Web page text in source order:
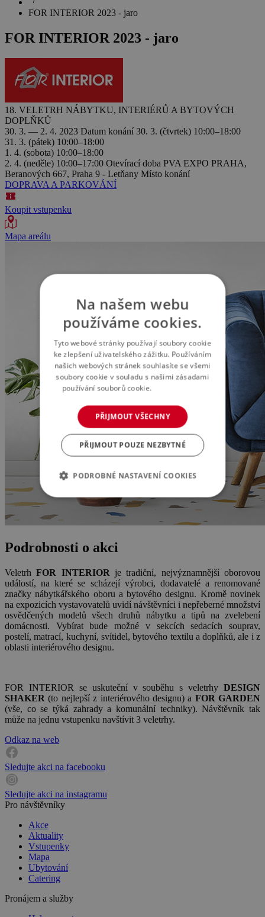
FOR INTERIOR 2023 - jaro
FOR INTERIOR 2023 - jaro
18. VELETRH NÁBYTKU, INTERIÉRŮ A BYTOVÝCH
DOPLŇKŮ
30. 3. — 2. 4. 2023 Datum konání 30. 3. (čtvrtek) 10:00–18:00
31. 3. (pátek) 10:00–18:00
1. 4. (sobota) 10:00–18:00
2. 4. (neděle) 10:00–17:00 Otevírací doba PVA EXPO PRAHA,
Beranových 667, Praha 9 - Letňany Místo konání
DOPRAVA A PARKOVÁNÍ
Koupit vstupenku
Mapa areálu
Podrobnosti o akci
VeletrhFOR INTERIOR je tradiční, nejvýznamnější oborovou
událostí, na které se scházejí výrobci, dodavatelé a renomované
značky nábytkářského oboru a bytového designu. Kromě novinek
na expozicích vystavovatelů uvidí návštěvníci i nepřeberné množství
osvědčených modelů všech druhů nábytku a tipů na zvelebení
domácnosti. Vybírat bude možné v sekcích sedacích souprav,
postelí, matrací, kuchyní, svítidel, bytového textilu a doplňků, ale i z
oblasti interiérového designu.
FOR INTERIOR se uskuteční v souběhu s veletrhy DESIGN
SHAKER (to nejlepší z interiérového designu) a FOR GARDEN
(vše, co se týká zahrady a komunální techniky). Návštěvník tak
může na jednu vstupenku navštívit 3 veletrhy.
Odkaz na web
Sledujte akci na facebooku
Sledujte akci na instagramu
Pro návštěvníky
Akce
Aktuality
Vstupenky
Mapa
Ubytování
Catering
Pronájem a služby
Na našem webu
používáme cookies.
Tyto webové stránky používají soubory cookie
ke zlepšení uživatelského zážitku. Používáním
našich webových stránek souhlasíte se všemi
soubory cookie v souladu s našimi zásadami
používání souborů cookie.
PŘIJMOUT VŠECHNY
PŘIJMOUT POUZE NEZBYTNÉ
PODROBNÉ NASTAVENÍ COOKIES